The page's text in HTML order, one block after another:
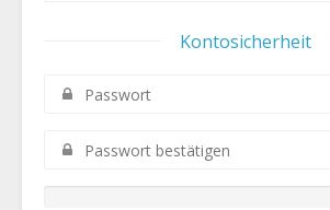
Kontosicherheit